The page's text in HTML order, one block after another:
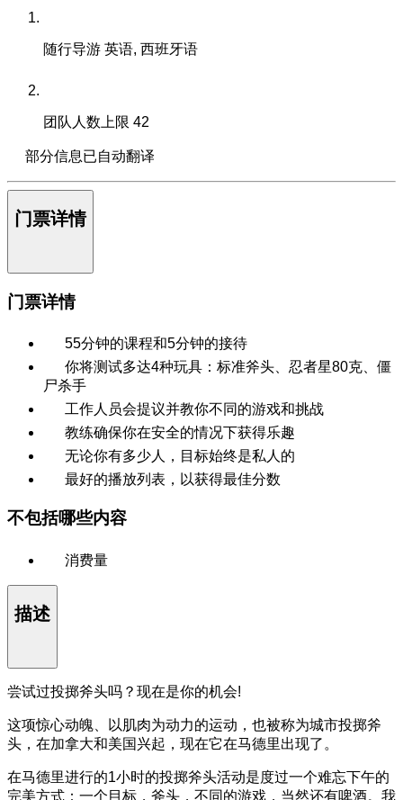
随行导游 英语, 西班牙语
团队人数上限 42
部分信息已自动翻译
门票详情
门票详情
55分钟的课程和5分钟的接待
你将测试多达4种玩具：标准斧头、忍者星80克、僵
尸杀手
工作人员会提议并教你不同的游戏和挑战
教练确保你在安全的情况下获得乐趣
无论你有多少人，目标始终是私人的
最好的播放列表，以获得最佳分数
不包括哪些内容
消费量
描述
尝试过投掷斧头吗？现在是你的机会!
这项惊心动魄、以肌肉为动力的运动，也被称为城市投掷斧
头，在加拿大和美国兴起，现在它在马德里出现了。
在马德里进行的1小时的投掷斧头活动是度过一个难忘下午的
完美方式：一个目标，斧头，不同的游戏，当然还有啤酒。我